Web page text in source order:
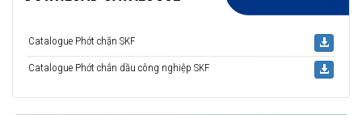
Catalogue Phớt chặn SKF
Catalogue Phớt chắn dầu công nghiệp SKF